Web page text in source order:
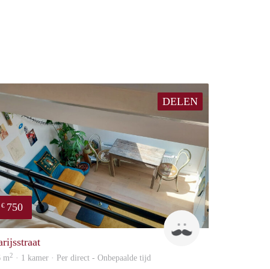
DELEN
€ 750
Jan
m2 · 1 kamer · Per direct - Onbepaalde tijd